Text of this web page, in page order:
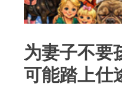
为妻子不要
可能踏上仕